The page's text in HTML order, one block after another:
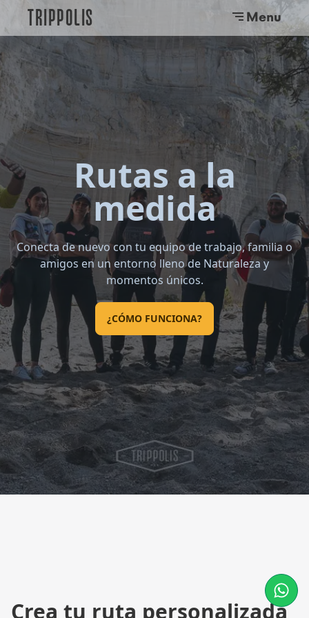
TRIPPOLIS Menu
Rutas a la
medida
Conecta de nuevo con tu equipo de trabajo, familia o
amigos en un entorno lleno de Naturaleza y
momentos únicos.
¿CÓMO FUNCIONA?
Crea tu ruta personalizada